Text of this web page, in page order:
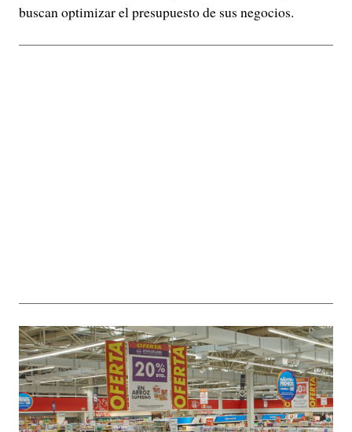
buscan optimizar el presupuesto de sus negocios.